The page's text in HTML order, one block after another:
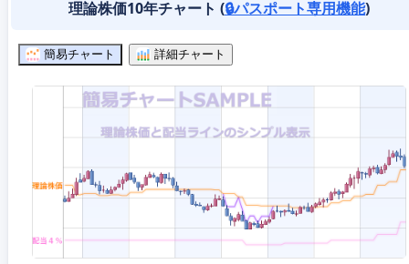
理論株価10年チャート (🔒パスポート専用機能)
簡易チャート 詳細チャート